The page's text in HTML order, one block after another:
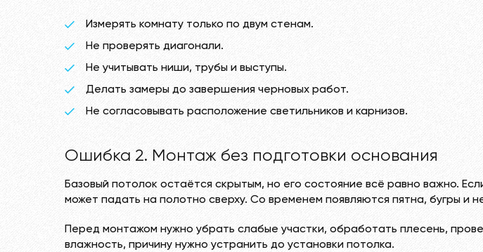
Измерять комнату только по двум стенам.
Не проверять диагонали.
Не учитывать ниши, трубы и выступы.
Делать замеры до завершения черновых работ.
Не согласовывать расположение светильников и карнизов.
Ошибка 2. Монтаж без подготовки основания
Базовый потолок остаётся скрытым, но его состояние всё равно важно.
может падать на полотно сверху. Со временем появляются пятна, бугры и
Перед монтажом нужно убрать слабые участки, обработать плесень,
влажность, причину нужно устранить до установки потолка.